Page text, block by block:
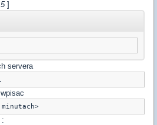
]
servera
: